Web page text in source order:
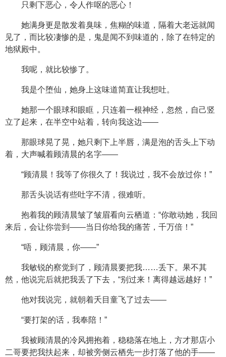
只剩下恶心，令人作呕的恶心！
她满身更是散发着臭味，焦糊的味道，隔着大老远就闻
见了，而比较凄惨的是，鬼是闻不到味道的，除了在特定的
地狱殿中。
我呢，就比较惨了。
我是个堕仙，她身上这味道简直让我想吐。
她那一个眼球和眼眶，只连着一根神经，忽然，自己竖
立了起来，在半空中站着，转向我这边——
那眼球晃了晃，她只剩下上半唇，满是泡的舌头上下动
着，大声喊着顾清晨的名字——
“顾清晨！我等了你很久了！我说过，我不会放过你！”
那舌头说话有些吐字不清，很难听。
抱着我的顾清晨皱了皱眉看向云栖道：“你敢动她，我回
来后，会让你尝到——当日你给我的痛苦，千万倍！”
“唔，顾清晨，你——”
我敏锐的察觉到了，顾清晨要把我……丢下。果不其
然，他说完后就把我丢了下去，“别过来！离得越远越好！”
他对我说完，就朝着夭目童飞了过去——
“要打架的话，我奉陪！”
我被顾清晨的冷风拥抱着，稳稳落在地上，方才那店小
二哥要把我扶起来，却被旁侧云栖先一步打落了他的手——